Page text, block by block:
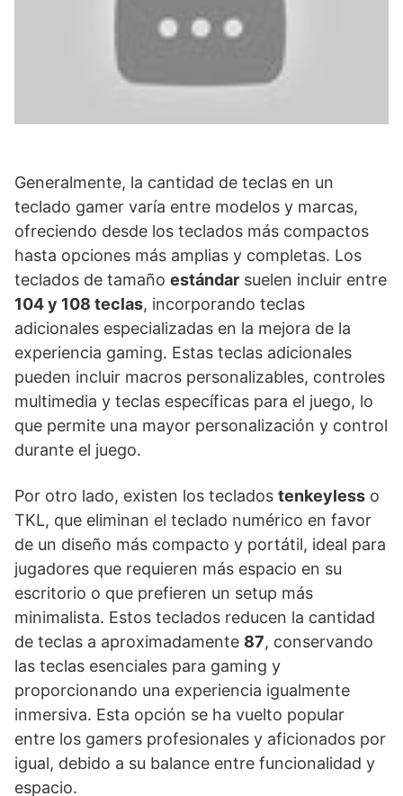
Generalmente, la cantidad de teclas en un
teclado gamer varía entre modelos y marcas,
ofreciendo desde los teclados más compactos
hasta opciones más amplias y completas. Los
teclados de tamaño estándar suelen incluir entre
104 y 108 teclas, incorporando teclas
adicionales especializadas en la mejora de la
experiencia gaming. Estas teclas adicionales
pueden incluir macros personalizables, controles
multimedia y teclas específicas para el juego, lo
que permite una mayor personalización y control
durante el juego.
Por otro lado, existen los teclados tenkeyless o
TKL, que eliminan el teclado numérico en favor
de un diseño más compacto y portátil, ideal para
jugadores que requieren más espacio en su
escritorio o que prefieren un setup más
minimalista. Estos teclados reducen la cantidad
de teclas a aproximadamente 87, conservando
las teclas esenciales para gaming y
proporcionando una experiencia igualmente
inmersiva. Esta opción se ha vuelto popular
entre los gamers profesionales y aficionados por
igual, debido a su balance entre funcionalidad y
espacio.